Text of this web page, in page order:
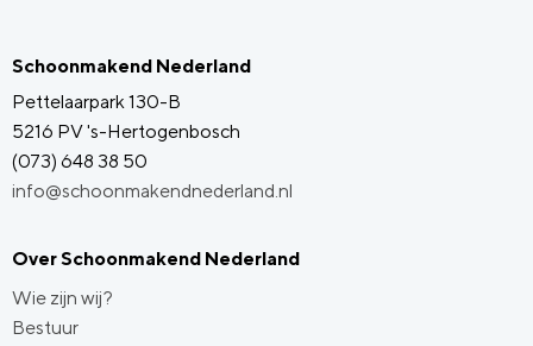
Schoonmakend Nederland
Pettelaarpark 130-B
5216 PV 's-Hertogenbosch
(073) 648 38 50
info@schoonmakendnederland.nl
Over Schoonmakend Nederland
Wie zijn wij?
Bestuur